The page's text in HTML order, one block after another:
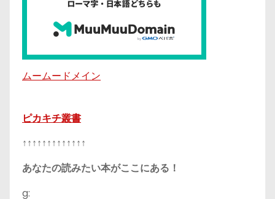
ムームードメイン
ピカキチ叢書
↑↑↑↑↑↑↑↑↑↑↑↑↑
あなたの読みたい本がここにある！
g: